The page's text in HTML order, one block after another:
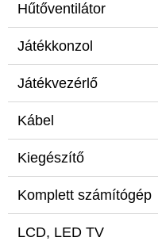
Hűtőventilátor
Játékkonzol
Játékvezérlő
Kábel
Kiegészítő
Komplett számítógép
LCD, LED TV